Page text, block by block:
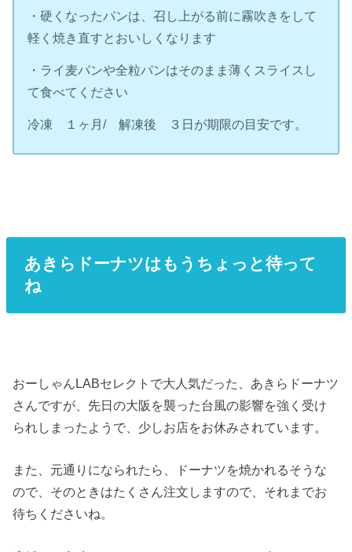
・硬くなったパンは、召し上がる前に霧吹きをして
軽く焼き直すとおいしくなります
・ライ麦パンや全粒パンはそのまま薄くスライスし
て食べてください
冷凍 １ヶ月/ 解凍後 ３日が期限の目安です。
あきらドーナツはもうちょっと待って
ね
おーしゃんLABセレクトで大人気だった、あきらドーナツ
さんですが、先日の大阪を襲った台風の影響を強く受け
られしまったようで、少しお店をお休みされています。
また、元通りになられたら、ドーナツを焼かれるそうな
ので、そのときはたくさん注文しますので、それまでお
待ちくださいね。